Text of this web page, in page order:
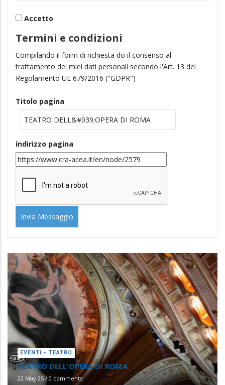
Accetto
Termini e condizioni
Compilando il form di richiesta do il consenso al
trattamento dei miei dati personali secondo l'Art. 13 del
Regolamento UE 679/2016 ("GDPR")
Titolo pagina
indirizzo pagina
EVENTI - TEATRO
TEATRO DELL'OPERA DI ROMA
22 May 25 / 0 comments